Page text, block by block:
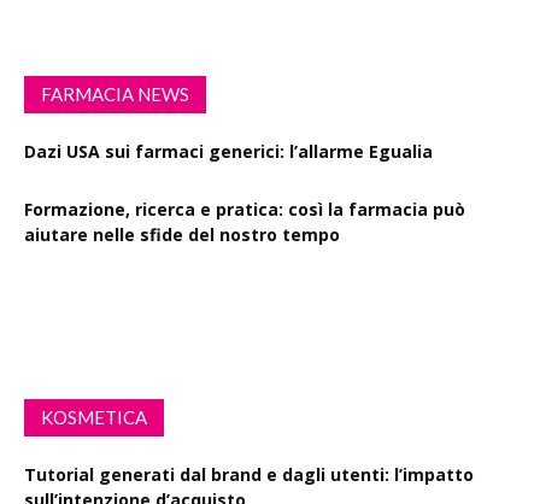
FARMACIA NEWS
Dazi USA sui farmaci generici: l’allarme Egualia
Formazione, ricerca e pratica: così la farmacia può
aiutare nelle sfide del nostro tempo
KOSMETICA
Tutorial generati dal brand e dagli utenti: l’impatto
sull’intenzione d’acquisto